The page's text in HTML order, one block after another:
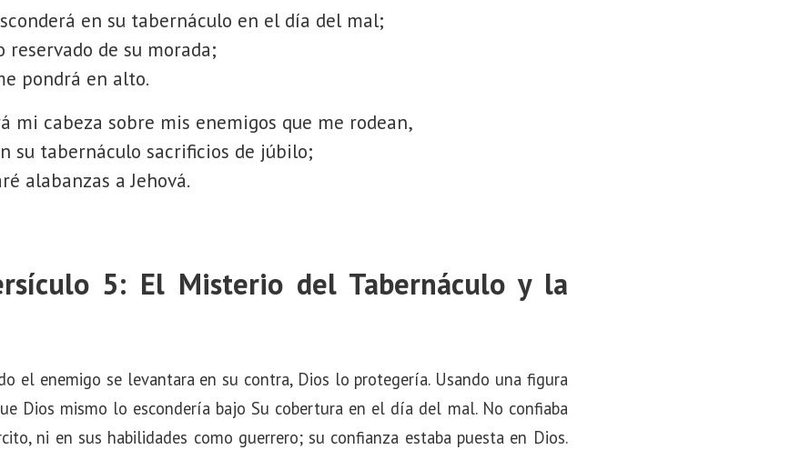
en su tabernáculo en el día del mal;
reservado de su morada;
pondrá en alto.
mi cabeza sobre mis enemigos que me rodean,
su tabernáculo sacrificios de júbilo;
alabanzas a Jehová.
5: El Misterio del Tabernáculo y la
el enemigo se levantara en su contra, Dios lo protegería. Usando una figura
Dios mismo lo escondería bajo Su cobertura en el día del mal. No confiaba
ni en sus habilidades como guerrero; su confianza estaba puesta en Dios.